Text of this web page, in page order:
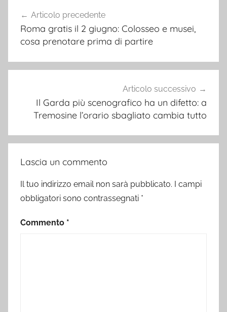
articoli
Articolo precedente
Roma gratis il 2 giugno: Colosseo e musei,
cosa prenotare prima di partire
Articolo successivo
Il Garda più scenografico ha un difetto: a
Tremosine l’orario sbagliato cambia tutto
Lascia un commento
Il tuo indirizzo email non sarà pubblicato.
I campi
obbligatori sono contrassegnati *
Commento *